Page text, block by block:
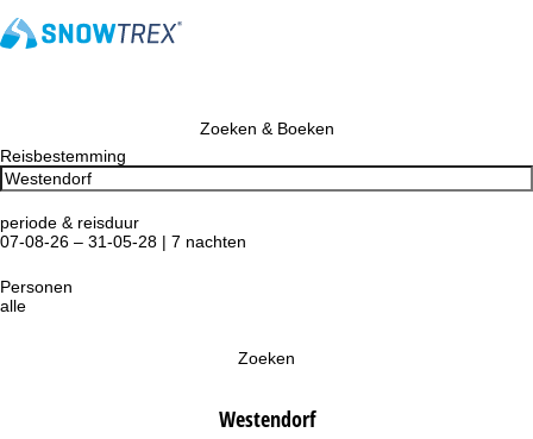
Zoeken & Boeken
Reisbestemming
periode & reisduur
07-08-26 – 31-05-28 | 7 nachten
Personen
alle
Zoeken
Westendorf